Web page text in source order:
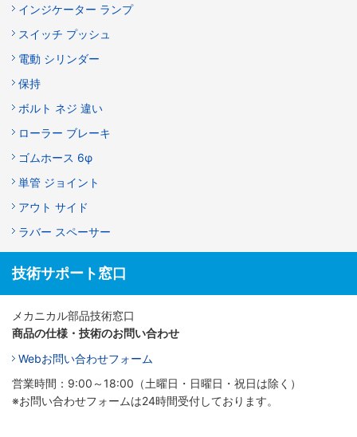
インジケーター ランプ
スイッチ プッシュ
電動 シリンダー
保持
ボルト ネジ 違い
ローラー ブレーキ
ゴムホース 6φ
単管 ジョイント
アウト サイド
ラバー スペーサー
技術サポート窓口
メカニカル部品技術窓口
商品の仕様・技術のお問い合わせ
Webお問い合わせフォーム
営業時間：9:00～18:00（土曜日・日曜日・祝日は除く）
※お問い合わせフォームは24時間受付しております。